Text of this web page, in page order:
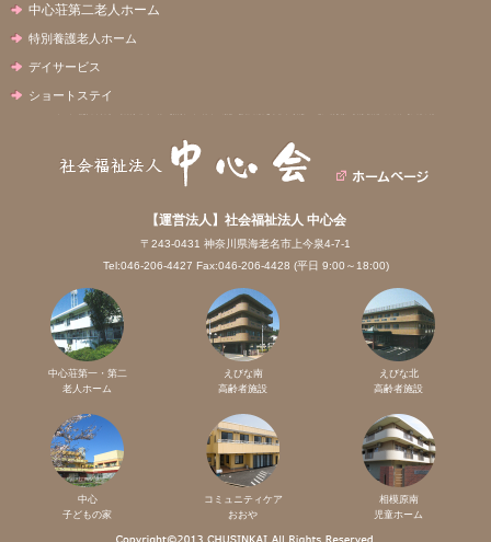
中心荘第二老人ホーム
特別養護老人ホーム
デイサービス
ショートステイ
【運営法人】社会福祉法人 中心会
〒243-0431 神奈川県海老名市上今泉4-7-1
Tel:046-206-4427 Fax:046-206-4428 (平日 9:00～18:00)
中心荘第一・第二
老人ホーム
えびな南
高齢者施設
えびな北
高齢者施設
中心
子どもの家
コミュニティケア
おおや
相模原南
児童ホーム